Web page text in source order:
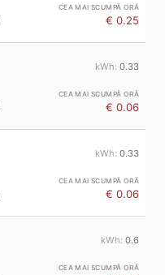
€ 0.25
0.33
€ 0.06
0.33
€ 0.06
0.6